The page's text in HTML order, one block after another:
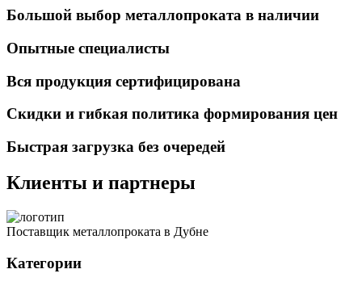
Большой выбор металлопроката в наличии
Опытные специалисты
Вся продукция сертифицирована
Скидки и гибкая политика формирования цен
Быстрая загрузка без очередей
Клиенты и партнеры
Поставщик металлопроката в Дубне
Категории